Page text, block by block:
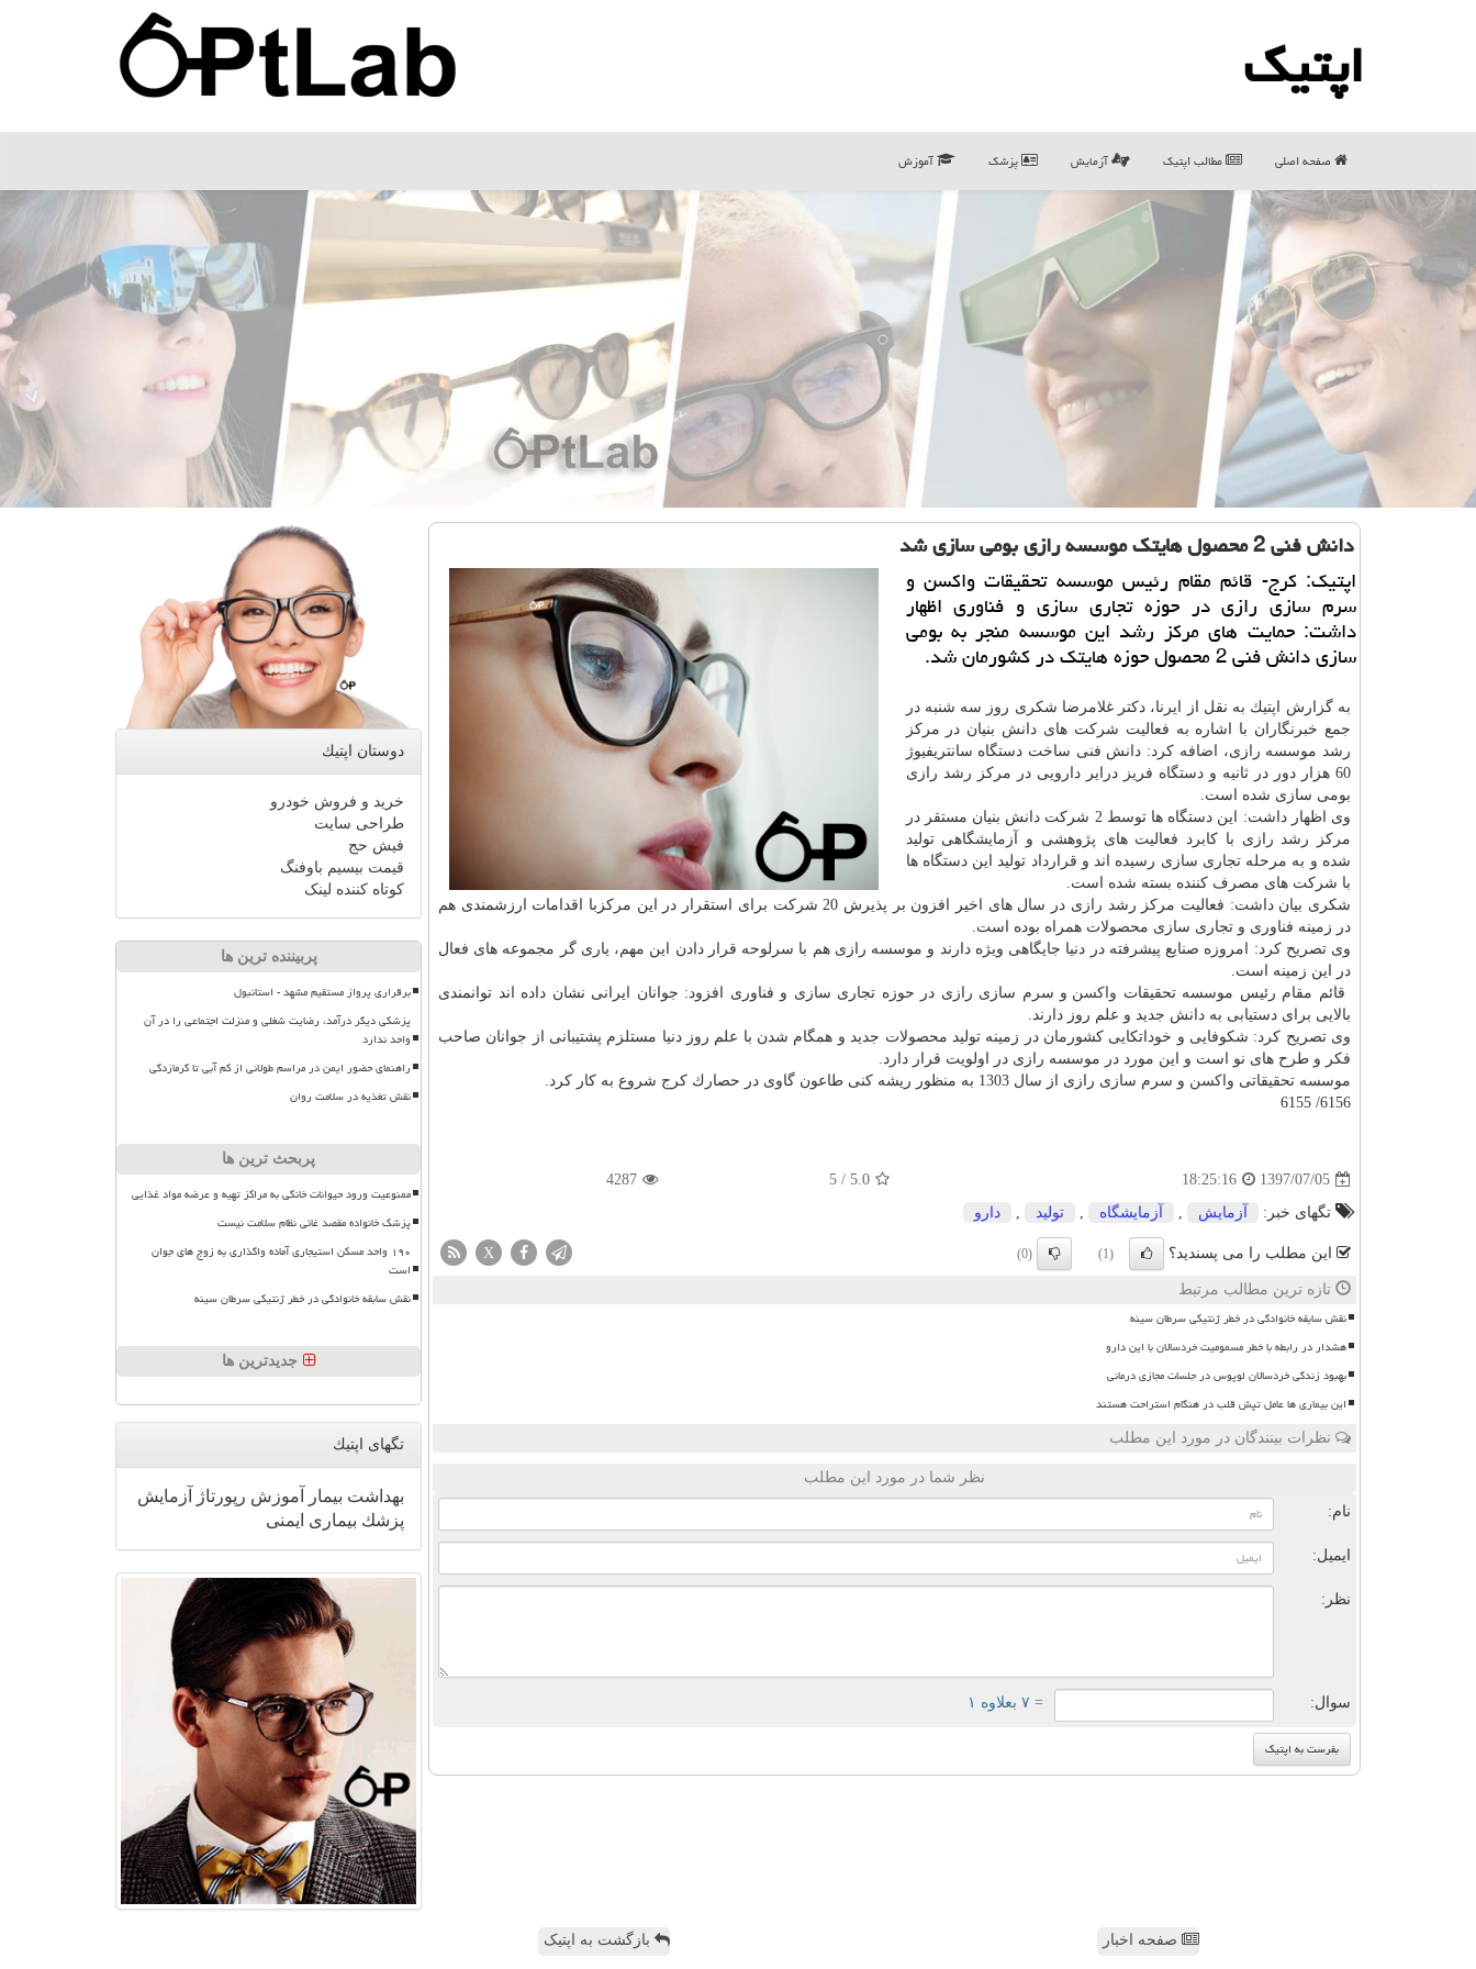
اپتیك
صفحه اصلی مطالب اپتیك آزمایش پزشک آموزش
دانش فنی 2 محصول هایتك موسسه رازی بومی سازی شد
اپتیك: كرج- قائم مقام رئیس موسسه تحقیقات واكسن و
سرم سازی رازی در حوزه تجاری سازی و فناوری اظهار
داشت: حمایت های مركز رشد این موسسه منجر به بومی
سازی دانش فنی 2 محصول حوزه هایتك در كشورمان شد.
به گزارش اپتیك به نقل از ایرنا، دكتر غلامرضا شكری روز سه شنبه در
جمع خبرنگاران با اشاره به فعالیت شركت های دانش بنیان در مركز
رشد موسسه رازی، اضافه كرد: دانش فنی ساخت دستگاه سانتریفیوژ
60 هزار دور در ثانیه و دستگاه فریز درایر دارویی در مركز رشد رازی
بومی سازی شده است.
وی اظهار داشت: این دستگاه ها توسط 2 شركت دانش بنیان مستقر در
مركز رشد رازی با كابرد فعالیت های پژوهشی و آزمایشگاهی تولید
شده و به مرحله تجاری سازی رسیده اند و قرارداد تولید این دستگاه ها
با شركت های مصرف كننده بسته شده است.
شكری بیان داشت: فعالیت مركز رشد رازی در سال های اخیر افزون بر پذیرش 20 شركت برای استقرار در این مركزبا اقدامات ارزشمندی هم
در زمینه فناوری و تجاری سازی محصولات همراه بوده است.
وی تصریح كرد: امروزه صنایع پیشرفته در دنیا جایگاهی ویژه دارند و موسسه رازی هم با سرلوحه قرار دادن این مهم، یاری گر مجموعه های فعال
در این زمینه است.
قائم مقام رئیس موسسه تحقیقات واكسن و سرم سازی رازی در حوزه تجاری سازی و فناوری افزود: جوانان ایرانی نشان داده اند توانمندی
بالایی برای دستیابی به دانش جدید و علم روز دارند.
وی تصریح كرد: شكوفایی و خوداتكایی كشورمان در زمینه تولید محصولات جدید و همگام شدن با علم روز دنیا مستلزم پشتیبانی از جوانان صاحب
فكر و طرح های نو است و این مورد در موسسه رازی در اولویت قرار دارد.
موسسه تحقیقاتی واكسن و سرم سازی رازی از سال 1303 به منظور ریشه كنی طاعون گاوی در حصارك كرج شروع به كار كرد.
6156/ 6155
1397/07/05
18:25:16
5.0
/
5
4287
تگهای خبر: آزمایش , آزمایشگاه , تولید , دارو
این مطلب را می پسندید؟ (1)
(0)
X
تازه ترین مطالب مرتبط
نقش سابقه خانوادگی در خطر ژنتیکی سرطان سینه
هشدار در رابطه با خطر مسمومیت خردسالان با این دارو
بهبود زندگی خردسالان لوپوس در جلسات مجازی درمانی
این بیماری ها عامل تپش قلب در هنگام استراحت هستند
نظرات بینندگان در مورد این مطلب
نظر شما در مورد این مطلب
نام:
ایمیل:
نظر:
سوال: = ۷ بعلاوه ۱
دوستان اپتیك
خرید و فروش خودرو
طراحی سایت
فیش حج
قیمت بیسیم باوفنگ
کوتاه کننده لینک
پربیننده ترین ها
برقراری پرواز مستقیم مشهد - استانبول
پزشکی دیگر درآمد، رضایت شغلی و منزلت اجتماعی را در آن
واحد ندارد
راهنمای حضور ایمن در مراسم طولانی از کم آبی تا گرمازدگی
نقش تغذیه در سلامت روان
پربحث ترین ها
ممنوعیت ورود حیوانات خانگی به مراکز تهیه و عرضه مواد غذایی
پزشک خانواده مقصد غائی نظام سلامت نیست
۱۹۰ واحد مسکن استیجاری آماده واگذاری به زوج های جوان
است
نقش سابقه خانوادگی در خطر ژنتیکی سرطان سینه
جدیدترین ها
تگهای اپتیك
بهداشت بیمار آموزش رپورتاژ
آزمایش
پزشك بیماری ایمنی
صفحه اخبار بازگشت به اپتیک